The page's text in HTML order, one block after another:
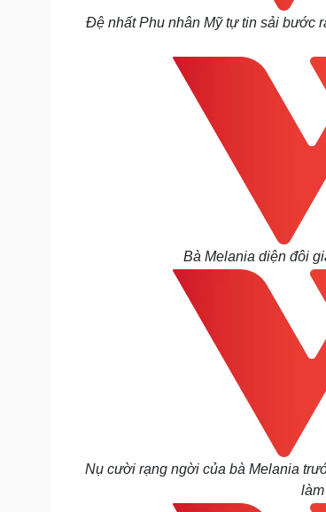
Đệ nhất Phu nhân Mỹ tự tin sải bước
Bà Melania diện đôi
Nụ cười rạng ngời của bà Melania